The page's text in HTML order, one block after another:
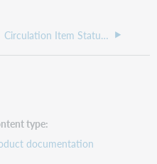
Circulation Item Status dataset report fields
type
documentation